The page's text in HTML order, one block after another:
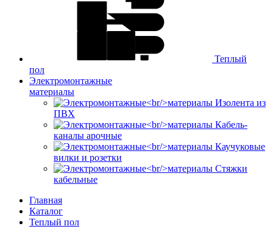
Теплый
пол
Электромонтажные
материалы
Изолента из
ПВХ
Кабель-
каналы арочные
Каучуковые
вилки и розетки
Стяжки
кабельные
Главная
Каталог
Теплый пол